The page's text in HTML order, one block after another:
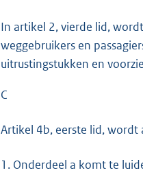
In artikel 2, vierde lid,
weggebruikers en
uitrustingstukken en
C
Artikel 4b, eerste lid, wordt
1. Onderdeel a komt te